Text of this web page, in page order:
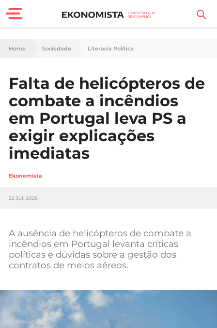
Finanças Pessoais
Carreira
Casa
Lifestyle
Sociedade
Mundial 2026
Home Sociedade Literacia Política
Falta de helicópteros de
combate a incêndios
em Portugal leva PS a
exigir explicações
imediatas
Ekonomista
22 Jul, 2025
A ausência de helicópteros de combate a
incêndios em Portugal levanta críticas
políticas e dúvidas sobre a gestão dos
contratos de meios aéreos.